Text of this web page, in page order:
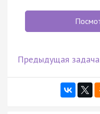
Предыдущая задача